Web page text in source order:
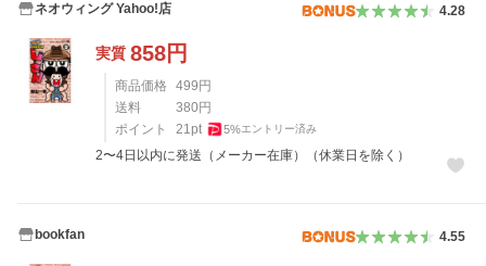
ネオウィング Yahoo!店 4.28
実質 858円
商品価格 499 円
送料
380 円
ポイント
21pt 5%エントリー済み
2〜4日以内に発送（メーカー在庫）（休業日を除く）
bookfan 4.55